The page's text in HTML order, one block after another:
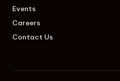
Events
Careers
Contact Us